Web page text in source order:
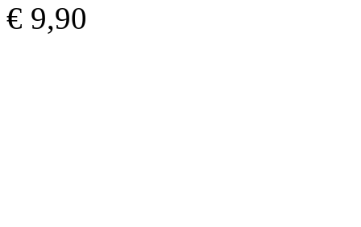
€ 9,90